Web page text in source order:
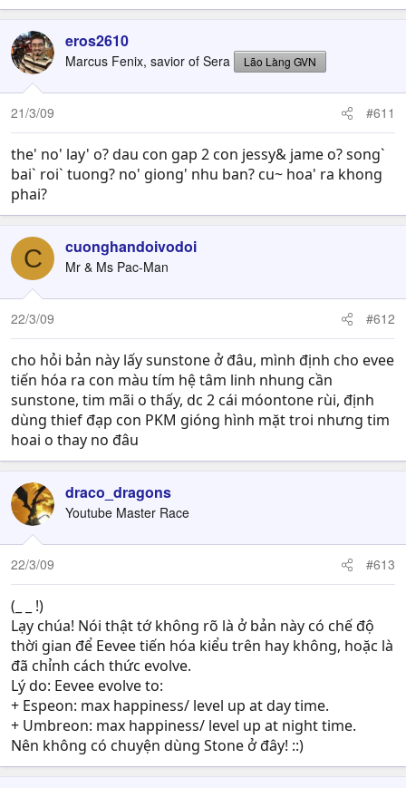
eros2610
Marcus Fenix, savior of Sera Lão Làng GVN
21/3/09 #611
the' no' lay' o? dau con gap 2 con jessy& jame o? song`
bai` roi` tuong? no' giong' nhu ban? cu~ hoa' ra khong
phai?
C cuonghandoivodoi
Mr & Ms Pac-Man
22/3/09 #612
cho hỏi bản này lấy sunstone ở đâu, mình định cho evee
tiến hóa ra con màu tím hệ tâm linh nhung cần
sunstone, tim mãi o thấy, dc 2 cái móontone rùi, định
dùng thief đạp con PKM gióng hình mặt troi nhưng tim
hoai o thay no đâu
draco_dragons
Youtube Master Race
22/3/09 #613
(_ _ !)
Lạy chúa! Nói thật tớ không rõ là ở bản này có chế độ
thời gian để Eevee tiến hóa kiểu trên hay không, hoặc là
đã chỉnh cách thức evolve.
Lý do: Eevee evolve to:
+ Espeon: max happiness/ level up at day time.
+ Umbreon: max happiness/ level up at night time.
Nên không có chuyện dùng Stone ở đây! ::)